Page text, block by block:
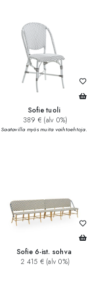
Sofie tuoli
389 € (alv 0%)
Saatavilla myös muita vaihtoehtoja.
Sofie 6-ist. sohva
2 415 € (alv 0%)